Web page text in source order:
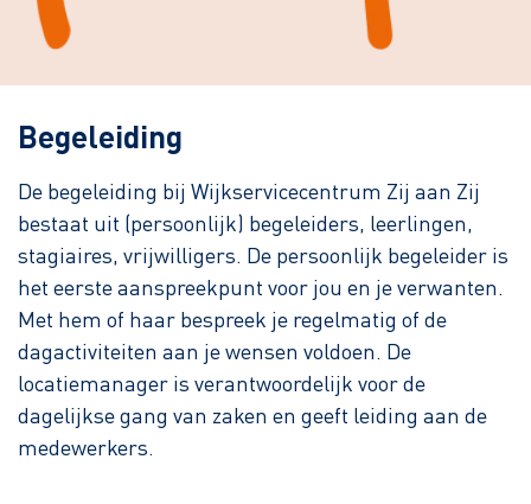
Begeleiding
De begeleiding bij Wijkservicecentrum Zij aan Zij
bestaat uit (persoonlijk) begeleiders, leerlingen,
stagiaires, vrijwilligers. De persoonlijk begeleider is
het eerste aanspreekpunt voor jou en je verwanten.
Met hem of haar bespreek je regelmatig of de
dagactiviteiten aan je wensen voldoen. De
locatiemanager is verantwoordelijk voor de
dagelijkse gang van zaken en geeft leiding aan de
medewerkers.